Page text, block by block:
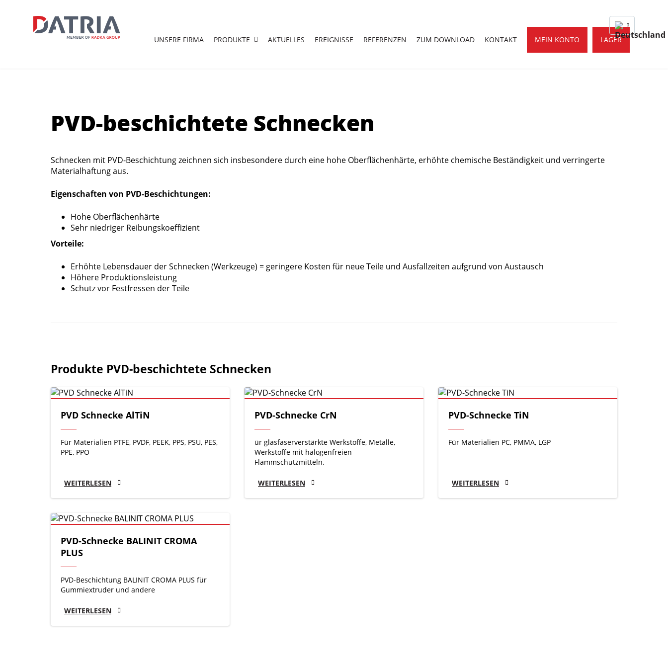
UNSERE FIRMA PRODUKTE AKTUELLES EREIGNISSE REFERENZEN ZUM DOWNLOAD KONTAKT MEIN KONTO LAGER
PVD-beschichtete Schnecken
Schnecken mit PVD-Beschichtung zeichnen sich insbesondere durch eine hohe Oberflächenhärte, erhöhte chemische Beständigkeit und verringerte
Materialhaftung aus.
Eigenschaften von PVD-Beschichtungen:
Hohe Oberflächenhärte
Sehr niedriger Reibungskoeffizient
Vorteile:
Erhöhte Lebensdauer der Schnecken (Werkzeuge) = geringere Kosten für neue Teile und Ausfallzeiten aufgrund von Austausch
Höhere Produktionsleistung
Schutz vor Festfressen der Teile
Produkte PVD-beschichtete Schnecken
PVD Schnecke AlTiN
Für Materialien PTFE, PVDF, PEEK, PPS, PSU, PES,
PPE, PPO
WEITERLESEN
PVD-Schnecke CrN
ür glasfaserverstärkte Werkstoffe, Metalle,
Werkstoffe mit halogenfreien
Flammschutzmitteln.
WEITERLESEN
PVD-Schnecke TiN
Für Materialien PC, PMMA, LGP
WEITERLESEN
PVD-Schnecke BALINIT CROMA
PLUS
PVD-Beschichtung BALINIT CROMA PLUS für
Gummiextruder und andere
WEITERLESEN